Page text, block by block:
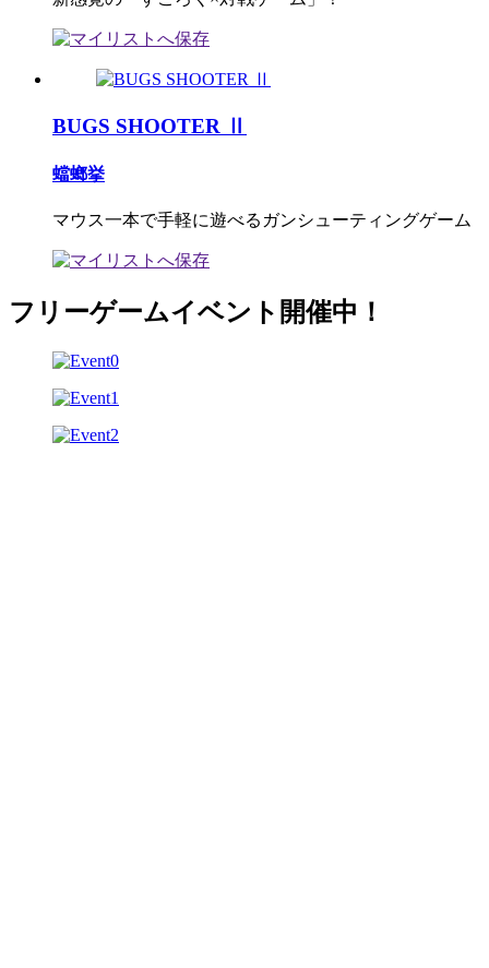
BUGS SHOOTER Ⅱ
蟷螂挙
マウス一本で手軽に遊べるガンシューティングゲーム
フリーゲームイベント開催中！